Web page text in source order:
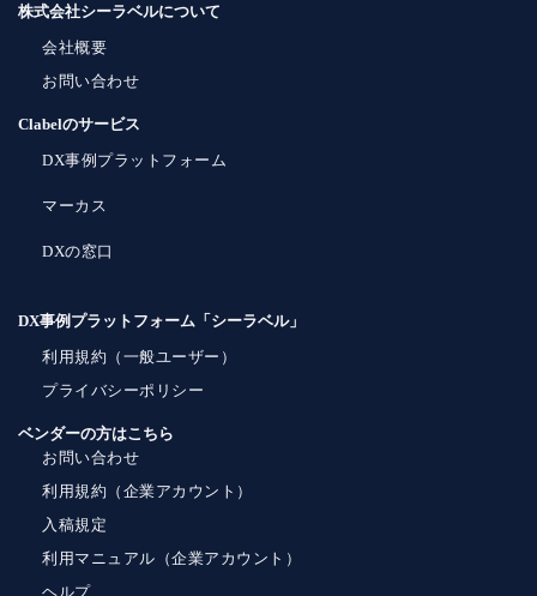
株式会社シーラベルについて
会社概要
お問い合わせ
Clabelのサービス
DX事例プラットフォーム
マーカス
DXの窓口
DX事例プラットフォーム「シーラベル」
利用規約（一般ユーザー）
プライバシーポリシー
ベンダーの方はこちら
お問い合わせ
利用規約（企業アカウント）
入稿規定
利用マニュアル（企業アカウント）
ヘルプ